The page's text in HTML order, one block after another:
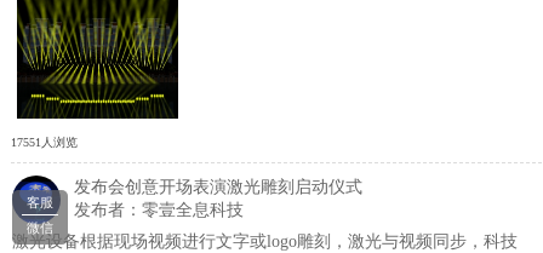
17551人浏览
发布会创意开场表演激光雕刻启动仪式
发布者：零壹全息科技
激光设备根据现场视频进行文字或logo雕刻，激光与视频同步，科技
客服
微信